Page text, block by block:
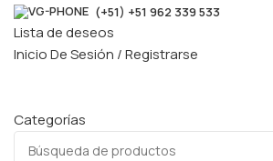
(+51) +51 962 339 533
Lista de deseos
Inicio De Sesión / Registrarse
Categorías